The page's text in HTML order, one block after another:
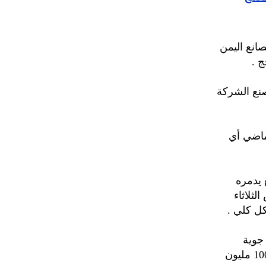
اليمن
.
الشركة
بعدة غارات في 31 مارس الماضي أي
يدمره
كلي .
12 يوليو/تموز بـ 4 غارات جوية
مصنع إسمنت عمران دمرته بشكل كامل، وتقدر الخسائر بالمصنع حوالى 100 مليون